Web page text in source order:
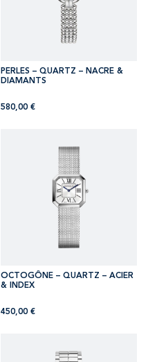
PERLES – QUARTZ – NACRE &
DIAMANTS
580,00 €
OCTOGÔNE – QUARTZ – ACIER
& INDEX
450,00 €